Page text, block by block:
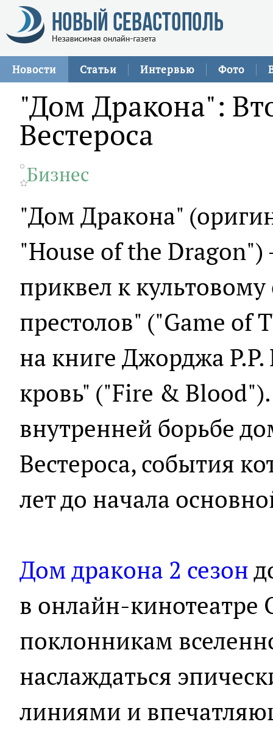
Новости Статьи Интервью Фото
"Дом Дракона":
Вестероса
Бизнес
"Дом Дракона"
"House of the
приквел к
престолов" ("Game of
на книге Джорджа
кровь" ("Fire &
внутренней борьбе
Вестероса, события
лет до начала
Дом дракона 2 сезон
в онлайн-кинотеатре
поклонникам
наслаждаться
линиями и